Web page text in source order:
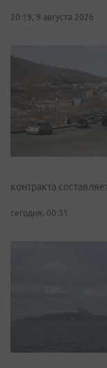
20:19, 9 августа 2026
контракта
сегодня, 00:31